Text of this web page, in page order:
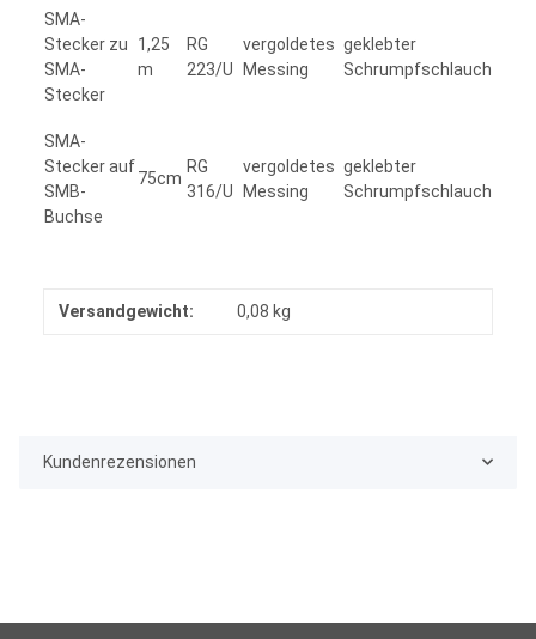
SMA-
Stecker zu
SMA-
Stecker
1,25
m
RG
223/U
vergoldetes
Messing
geklebter
Schrumpfschlauch
SMA-
Stecker auf
SMB-
Buchse
75cm
RG
316/U
vergoldetes
Messing
geklebter
Schrumpfschlauch
Versandgewicht: 0,08 kg
Kundenrezensionen